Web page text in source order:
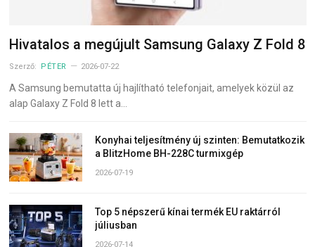
Hivatalos a megújult Samsung Galaxy Z Fold 8
Szerző: PÉTER 2026-07-22
A Samsung bemutatta új hajlítható telefonjait, amelyek közül az
alap Galaxy Z Fold 8 lett a…
Konyhai teljesítmény új szinten: Bemutatkozik
a BlitzHome BH-228C turmixgép
2026-07-19
Top 5 népszerű kínai termék EU raktárról
júliusban
2026-07-14